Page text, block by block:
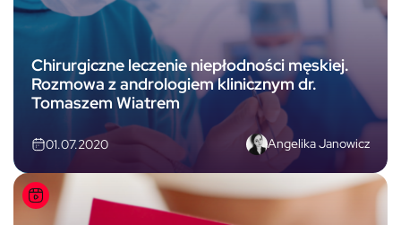
Chirurgiczne leczenie niepłodności męskiej.
Rozmowa z andrologiem klinicznym dr.
Tomaszem Wiatrem
01.07.2020 Angelika Janowicz